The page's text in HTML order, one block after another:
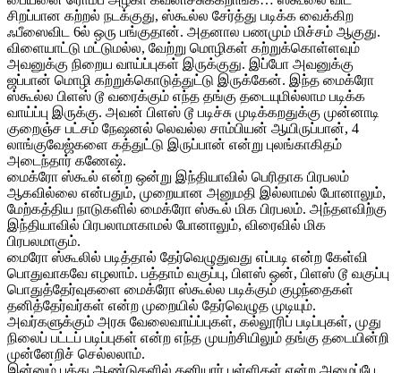
சிறப்பான கற்றல் நடக்குது, ஸ்கூல்ல சேர்த்து படிக்க வைக்கிற
ஃபீஸைவிட 6ல் ஒரு பங்குதான். அதனால பணமும் மிச்சம் ஆகுது.
விளையாட்டு மட்டுமல்ல, வேற்று மொழிகள் கற்றுக்கொள்ளவும்
அவனுக்கு நிறைய வாய்ப்புகள் இருக்குது. இப்போ அவனுக்கு
ஜப்பான் மொழி கற்றுக்கொடுத்துட்டு இருக்கேன். இந்த மைக்ரோ
ஸ்கூல்ல பிளஸ் டூ வரைக்கும் எந்த தங்கு தடையுமில்லாம படிக்க
வாய்ப்பு இருக்கு. அவன் பிளஸ் டூ படிச்சு முடிக்கறதுக்கு முன்னாடி
குறைஞ்ச பட்சம் நேஷனல் லெவல்ல சாம்பியன் ஆயிருப்பான், 4
லாங்குவேஜ்களை கத்துட்டு இருப்பான் என்று புலங்காகிதம்
அடைந்தார் கணேஷ்.
மைக்ரோ ஸ்கூல் என்ற ஒன்று இந்தியாவில் பெரிதாக பிரபலம்
ஆகவில்லை என்பதும், முறையான அனுமதி இல்லாமல் போனாலும்,
மேற்கத்திய நாடுகளில் மைக்ரோ ஸ்கூல் மிக பிரபலம். அந்தளவிற்கு
இந்தியாவில் பிரபலாமாகாமல் போனாலும், விரைவில் மிக
பிரபலமாகும்.
மைரோ ஸ்கூலில் படித்தால் தேர்வெழுதுவது எப்படி என்ற கேள்வி
பொதுவாகவே எழலாம். பத்தாம் வகுப்பு, பிளஸ் ஒன், பிளஸ் டூ வகுப்பு
பொதுத்தேர்வுகளை மைக்ரோ ஸ்கூல்ல படிக்கும் குழந்தைகள்
தனித்தேர்வர்கள் என்ற முறையில் தேர்வெழுத முடியும்.
அவர்களுக்கும் அரசு வேலைவாய்ப்புகள், கல்லூரிப் படிப்புகள், முது
நிலைப் பட்டப் படிப்புகள் என்ற எந்த முயற்சியிலும் தங்கு தடையின்றி
முன்னேறிச் செல்லலாம்.
இன்னும் பத்து ஆண்டுகளில் தனியார் பள்ளிகள் என்ற அமைப்பே